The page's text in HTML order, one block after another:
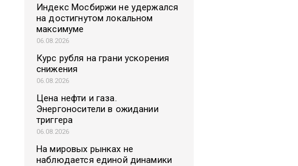
Индекс Мосбиржи не удержался
на достигнутом локальном
максимуме
06.08.2026
Курс рубля на грани ускорения
снижения
06.08.2026
Цена нефти и газа.
Энергоносители в ожидании
триггера
06.08.2026
На мировых рынках не
наблюдается единой динамики